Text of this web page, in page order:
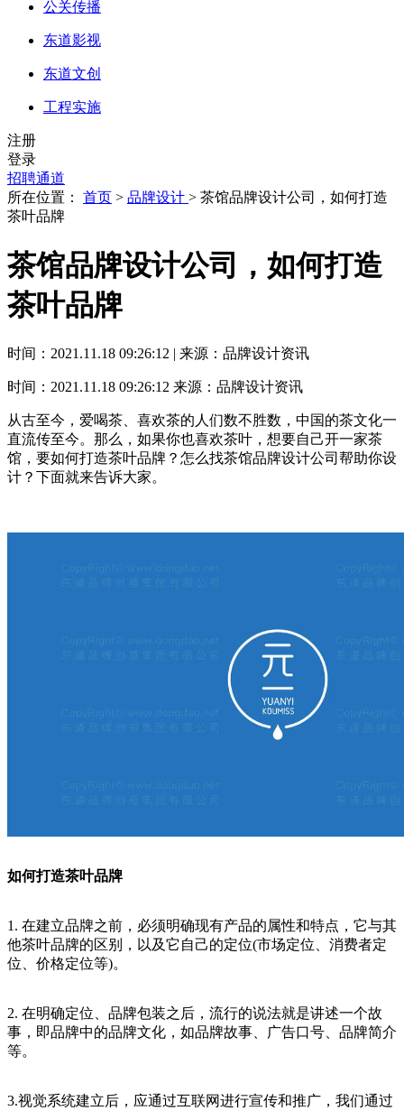
公关传播
东道影视
东道文创
工程实施
注册
登录
招聘通道
所在位置： 首页 > 品牌设计 > 茶馆品牌设计公司，如何打造
茶叶品牌
茶馆品牌设计公司，如何打造
茶叶品牌
时间：2021.11.18 09:26:12 | 来源：品牌设计资讯
时间：2021.11.18 09:26:12 来源：品牌设计资讯
从古至今，爱喝茶、喜欢茶的人们数不胜数，中国的茶文化一
直流传至今。那么，如果你也喜欢茶叶，想要自己开一家茶
馆，要如何打造茶叶品牌？怎么找茶馆品牌设计公司帮助你设
计？下面就来告诉大家。
如何打造茶叶品牌
1. 在建立品牌之前，必须明确现有产品的属性和特点，它与其
他茶叶品牌的区别，以及它自己的定位(市场定位、消费者定
位、价格定位等)。
2. 在明确定位、品牌包装之后，流行的说法就是讲述一个故
事，即品牌中的品牌文化，如品牌故事、广告口号、品牌简介
等。
3.视觉系统建立后，应通过互联网进行宣传和推广，我们通过